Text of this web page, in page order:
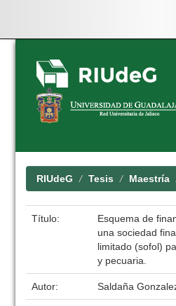
Skip
navigation
RIUdeG Tesis Maestría
Título:
Esquema de
una sociedad
limitado (sofol)
y pecuaria.
Autor: Saldaña